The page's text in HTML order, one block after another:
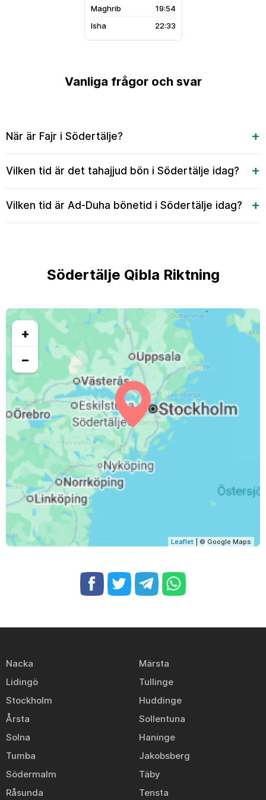
19:54
22:33
Vanliga frågor och svar
När är Fajr i Södertälje?
Vilken tid är det tahajjud bön i Södertälje idag?
Vilken tid är Ad-Duha bönetid i Södertälje idag?
Södertälje Qibla Riktning
+
−
Leaflet | © Google Maps
Nacka
Märsta
Lidingö
Tullinge
Stockholm
Huddinge
Årsta
Sollentuna
Solna
Haninge
Tumba
Jakobsberg
Södermalm
Täby
Råsunda
Tensta